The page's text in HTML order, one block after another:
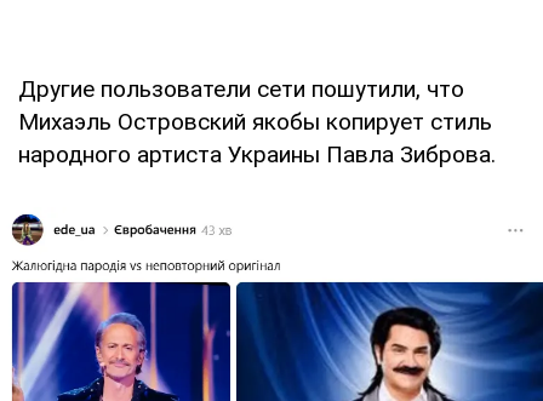
Другие пользователи сети пошутили, что
Михаэль Островский якобы копирует стиль
народного артиста Украины Павла Зиброва.